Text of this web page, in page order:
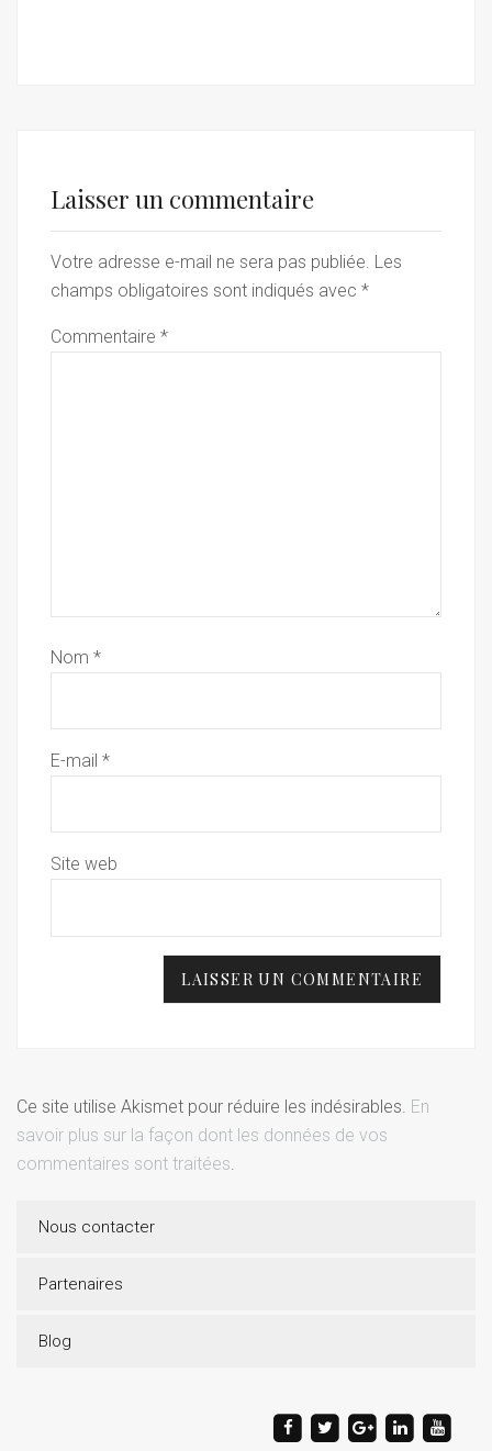
Laisser un commentaire
Votre adresse e-mail ne sera pas publiée. Les
champs obligatoires sont indiqués avec *
Commentaire *
Nom *
E-mail *
Site web
Ce site utilise Akismet pour réduire les indésirables. En
savoir plus sur la façon dont les données de vos
commentaires sont traitées.
Nous contacter
Partenaires
Blog